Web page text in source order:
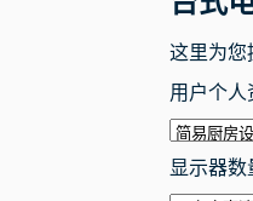
这里为您
用户个人
显示器数